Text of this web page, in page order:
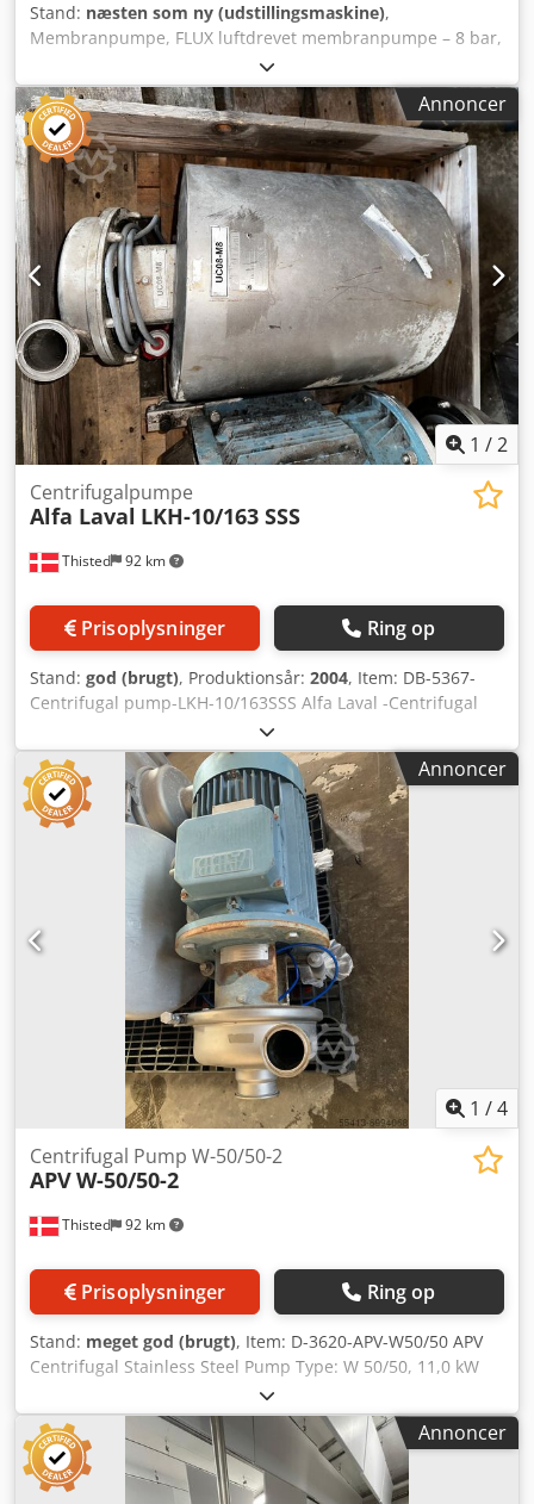
Stand: næsten som ny (udstillingsmaskine),
Membranpumpe, FLUX luftdrevet membranpumpe – 8 bar,
Membranpumpe, Ny stand (uden garanti) Djdjzrm Aaopfx
Ag Deck Producent: FLUX - GERÄTE GMBH (Fremstillet i
Tyskland) Type: FDM 25 S/TT Serienummer / Varenummer:
15663 Maks. flowhastighed: 150 – 175 l/min Maks.
driftstryk (PN max): 8 bar Husmateriale: Rustfrit stål (S)
Membran-/tætningsmateriale: PTFE / Teflon (TT)
Tilslutningsstørrelse: 1" (DN 25)
Annoncer
1 /2
Thisted 92 km
Centrifugalpumpe
Alfa Laval LKH-10/163 SSS
Prisoplysninger Ring op
Stand: god (brugt), Produktionsår: 2004, Item: DB-5367-
Centrifugal pump-LKH-10/163SSS Alfa Laval -Centrifugal
Pump LKM Type: LKH-10/163SSS V 300-420 Y, Hz 50, r/min
2860, kW 4, A 7.6, cos 0,93 V 220-240, Hz 50, r/min 2860, Kw
4, A 13.2, cos 0,93 Dcedjtrltdspfx Ag Djk V 440-480 Y, Hx 60,
r/min 3460, kW 4.6, cos 0,93 Motor Mærke: ABB Motors
Annoncer
1 /4
Thisted 92 km
Centrifugal Pump W-50/50-2
APVW-50/50-2
Prisoplysninger Ring op
Stand: meget god (brugt), Item: D-3620-APV-W50/50 APV
Centrifugal Stainless Steel Pump Type: W 50/50, 11,0 kW
Annoncer